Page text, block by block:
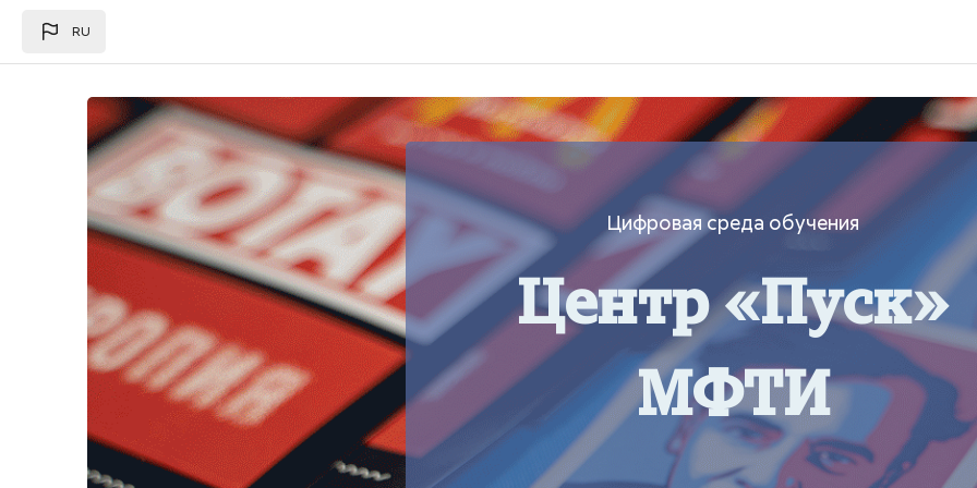
RU
Цифровая среда обучения
Центр «Пуск»
МФТИ